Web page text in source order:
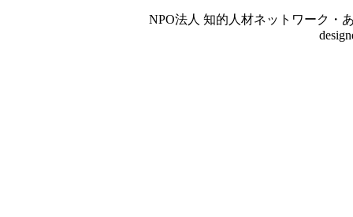
NPO法人 知的人材ネットワーク・